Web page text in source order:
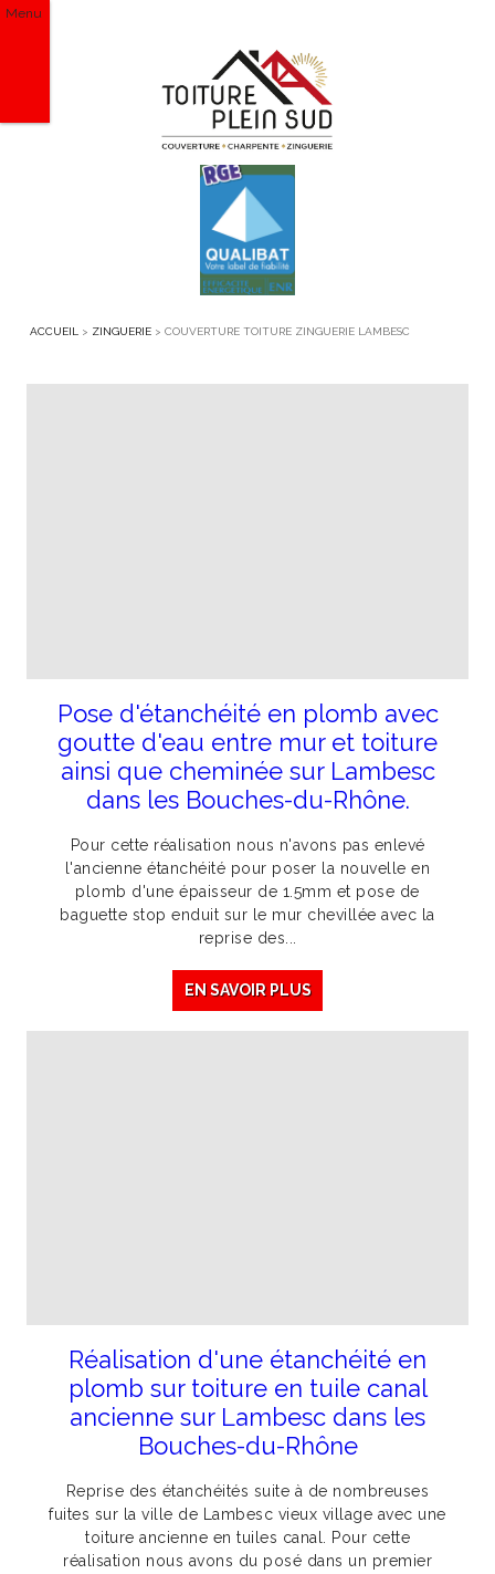
Menu
ACCUEIL > ZINGUERIE > COUVERTURE TOITURE ZINGUERIE LAMBESC
Pose d'étanchéité en plomb avec
goutte d'eau entre mur et toiture
ainsi que cheminée sur Lambesc
dans les Bouches-du-Rhône.
Pour cette réalisation nous n'avons pas enlevé
l'ancienne étanchéité pour poser la nouvelle en
plomb d'une épaisseur de 1.5mm et pose de
baguette stop enduit sur le mur chevillée avec la
reprise des...
EN SAVOIR PLUS
Réalisation d'une étanchéité en
plomb sur toiture en tuile canal
ancienne sur Lambesc dans les
Bouches-du-Rhône
Reprise des étanchéités suite à de nombreuses
fuites sur la ville de Lambesc vieux village avec une
toiture ancienne en tuiles canal. Pour cette
réalisation nous avons du posé dans un premier